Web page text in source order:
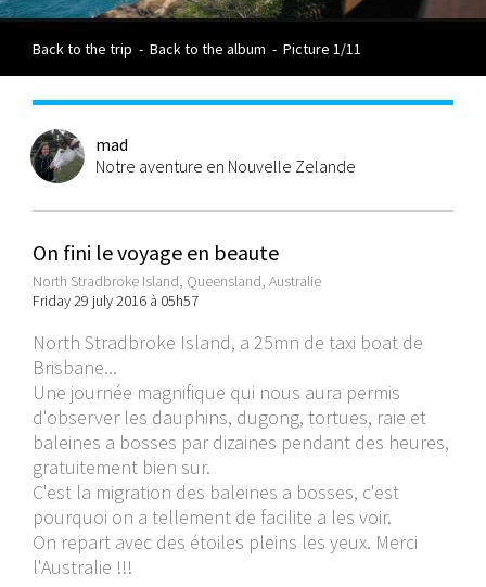
Back to the trip - Back to the album - Picture 1/11
mad
Notre aventure en Nouvelle Zelande
On fini le voyage en beaute
North Stradbroke Island, Queensland, Australie
Friday 29 july 2016 à 05h57
North Stradbroke Island, a 25mn de taxi boat de
Brisbane...
Une journée magnifique qui nous aura permis
d'observer les dauphins, dugong, tortues, raie et
baleines a bosses par dizaines pendant des heures,
gratuitement bien sur.
C'est la migration des baleines a bosses, c'est
pourquoi on a tellement de facilite a les voir.
On repart avec des étoiles pleins les yeux. Merci
l'Australie !!!